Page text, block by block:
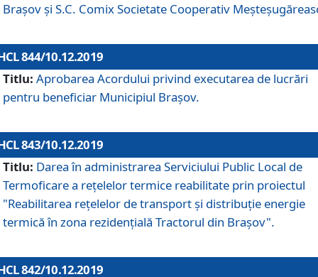
Braşov şi S.C. Comix Societate Cooperativ
844/10.12.2019
Titlu: Aprobarea Acordului privind executarea de lucrări
pentru beneficiar Municipiul Brașov.
843/10.12.2019
Titlu: Darea în administrarea Serviciului Public Local de
Termoficare a rețelelor termice reabilitate prin proiectul
"Reabilitarea reţelelor de transport şi distribuţie energie
termică în zona rezidenţială Tractorul din Braşov".
842/10.12.2019